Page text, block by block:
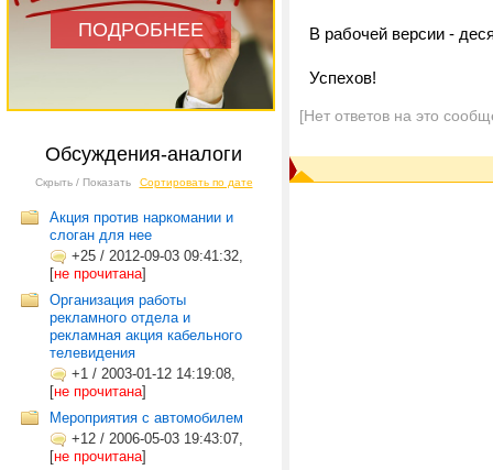
ПОДРОБНЕЕ
Обсуждения-аналоги
Скрыть / Показать Сортировать по дате
Акция против наркомании и
слоган для нее
+25 / 2012-09-03 09:41:32,
[не прочитана]
Организация работы
рекламного отдела и
рекламная акция кабельного
телевидения
+1 / 2003-01-12 14:19:08,
[не прочитана]
Мероприятия с автомобилем
+12 / 2006-05-03 19:43:07,
[не прочитана]
В рабочей версии -
Успехов!
[Нет ответов на это